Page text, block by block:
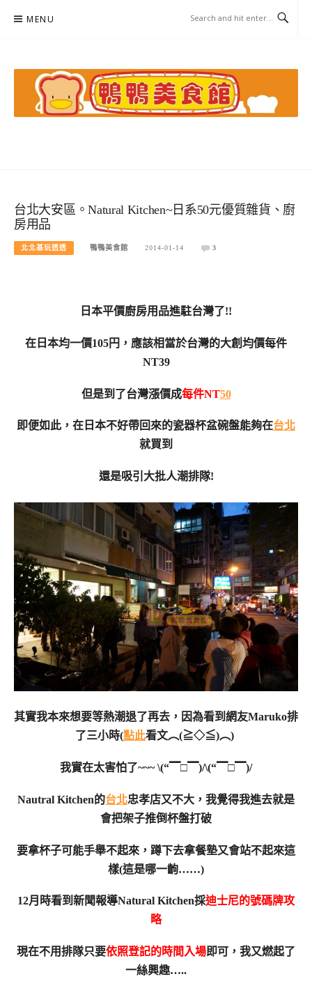
MENU
台北大安區。Natural Kitchen~日系50元優質雜貨、廚
房用品
北北基玩透透 鴨鴨美食館 2014-01-14 3
日本平價廚房用品進駐台灣了!!
在日本均一價105円，應該相當於台灣的大創均價每件
NT39
但是到了台灣漲價成每件NT50
即便如此，在日本不好帶回來的瓷器杯盆碗盤能夠在台北
就買到
還是吸引大批人潮排隊!
其實我本來想要等熱潮退了再去，因為看到網友Maruko排
了三小時(點此看文︵(≧◇≦)︵)
我實在太害怕了~~~ \(“▔□▔)/\(“▔□▔)/
Nautral Kitchen的台北忠孝店又不大，我覺得我進去就是
會把架子推倒杯盤打破
要拿杯子可能手舉不起來，蹲下去拿餐墊又會站不起來這
樣(這是哪一齣……)
12月時看到新聞報導Natural Kitchen採迪士尼的號碼牌攻
略
現在不用排隊只要依照登記的時間入場即可，我又燃起了
一絲興趣…..